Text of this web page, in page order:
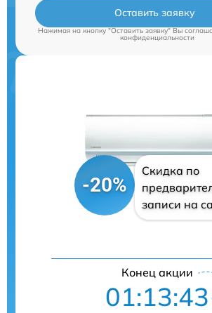
Оставить заявку
Нажимая на кнопку "Оставить заявку" Вы
конфиденциальности
-20%
Скидка по
записи на
Конец акции
01:13:42